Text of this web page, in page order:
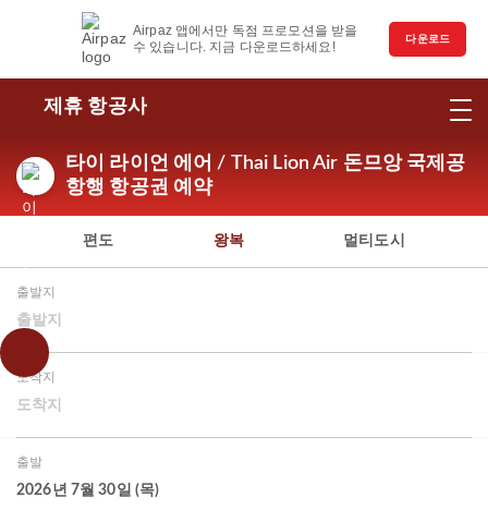
Airpaz 앱에서만 독점 프로모션을 받을
수 있습니다. 지금 다운로드하세요!
다운로드
제휴 항공사
타이 라이언 에어 / Thai Lion Air 돈므앙 국제공
항행 항공권 예약
편도 왕복 멀티도시
출발지
출발지
도착지
도착지
출발
2026년 7월 30일 (목)